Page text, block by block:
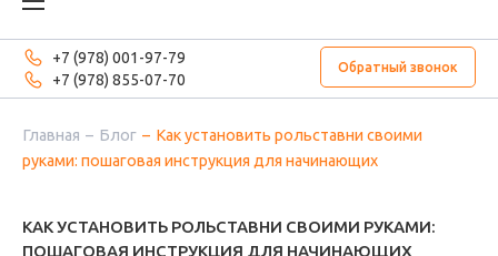
+7 (978) 001-97-79
+7 (978) 855-07-70
Обратный звонок
Главная Блог
Как установить рольставни своими
руками: пошаговая инструкция для начинающих
КАК УСТАНОВИТЬ РОЛЬСТАВНИ СВОИМИ РУКАМИ:
ПОШАГОВАЯ ИНСТРУКЦИЯ ДЛЯ НАЧИНАЮЩИХ